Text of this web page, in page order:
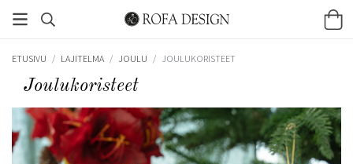
ETUSIVU / LAJITELMA / JOULU / JOULUKORISTEET
Joulukoristeet